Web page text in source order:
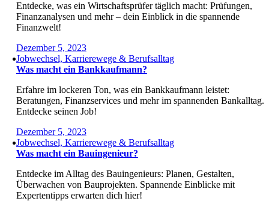
Entdecke, was ein Wirtschaftsprüfer täglich macht: Prüfungen,
Finanzanalysen und mehr – dein Einblick in die spannende
Finanzwelt!
Dezember 5, 2023
Jobwechsel, Karrierewege & Berufsalltag
Was macht ein Bankkaufmann?
Erfahre im lockeren Ton, was ein Bankkaufmann leistet:
Beratungen, Finanzservices und mehr im spannenden Bankalltag.
Entdecke seinen Job!
Dezember 5, 2023
Jobwechsel, Karrierewege & Berufsalltag
Was macht ein Bauingenieur?
Entdecke im Alltag des Bauingenieurs: Planen, Gestalten,
Überwachen von Bauprojekten. Spannende Einblicke mit
Expertentipps erwarten dich hier!